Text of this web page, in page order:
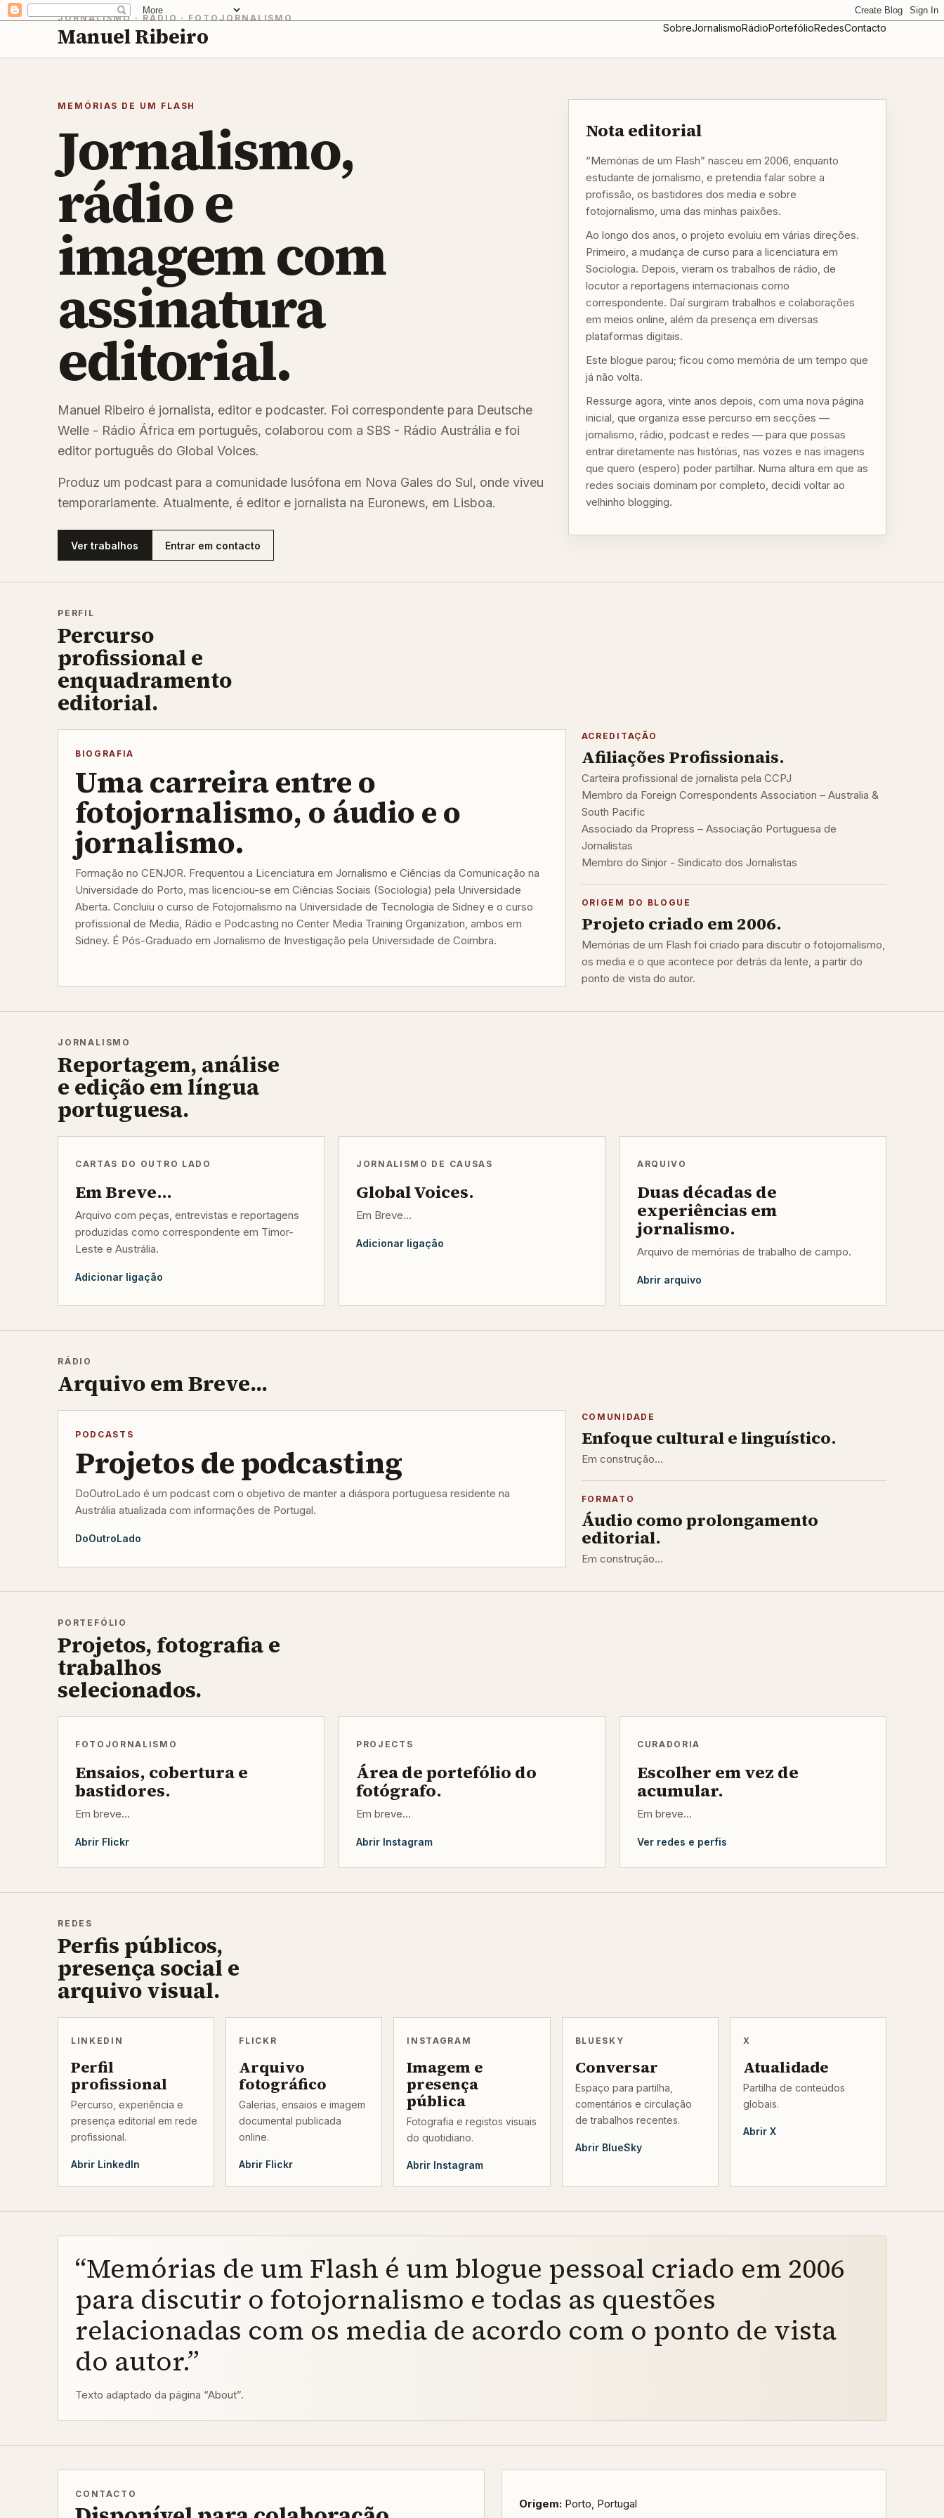
JORNALISMO · RÁDIO · FOTOJORNALISMO
Manuel Ribeiro SobreJornalismoRádioPortefólioRedesContacto
MEMÓRIAS DE UM FLASH
Jornalismo,
rádio e
imagem com
assinatura
editorial.
Manuel Ribeiro é jornalista, editor e podcaster. Foi correspondente para Deutsche
Welle - Rádio África em português, colaborou com a SBS - Rádio Austrália e foi
editor português do Global Voices.
Produz um podcast para a comunidade lusófona em Nova Gales do Sul, onde viveu
temporariamente. Atualmente, é editor e jornalista na Euronews, em Lisboa.
Ver trabalhos Entrar em contacto
Nota editorial
“Memórias de um Flash” nasceu em 2006, enquanto
estudante de jornalismo, e pretendia falar sobre a
profissão, os bastidores dos media e sobre
fotojornalismo, uma das minhas paixões.
Ao longo dos anos, o projeto evoluiu em várias direções.
Primeiro, a mudança de curso para a licenciatura em
Sociologia. Depois, vieram os trabalhos de rádio, de
locutor a reportagens internacionais como
correspondente. Daí surgiram trabalhos e colaborações
em meios online, além da presença em diversas
plataformas digitais.
Este blogue parou; ficou como memória de um tempo que
já não volta.
Ressurge agora, vinte anos depois, com uma nova página
inicial, que organiza esse percurso em secções —
jornalismo, rádio, podcast e redes — para que possas
entrar diretamente nas histórias, nas vozes e nas imagens
que quero (espero) poder partilhar. Numa altura em que as
redes sociais dominam por completo, decidi voltar ao
velhinho blogging.
PERFIL
Percurso
profissional e
enquadramento
editorial.
BIOGRAFIA
Uma carreira entre o
fotojornalismo, o áudio e o
jornalismo.
Formação no CENJOR. Frequentou a Licenciatura em Jornalismo e Ciências da Comunicação na
Universidade do Porto, mas licenciou-se em Ciências Sociais (Sociologia) pela Universidade
Aberta. Concluiu o curso de Fotojornalismo na Universidade de Tecnologia de Sidney e o curso
profissional de Media, Rádio e Podcasting no Center Media Training Organization, ambos em
Sidney. É Pós-Graduado em Jornalismo de Investigação pela Universidade de Coimbra.
ACREDITAÇÃO
Afiliações Profissionais.
Carteira profissional de jornalista pela CCPJ
Membro da Foreign Correspondents Association – Australia &
South Pacific
Associado da Propress – Associação Portuguesa de
Jornalistas
Membro do Sinjor - Sindicato dos Jornalistas
ORIGEM DO BLOGUE
Projeto criado em 2006.
Memórias de um Flash foi criado para discutir o fotojornalismo,
os media e o que acontece por detrás da lente, a partir do
ponto de vista do autor.
JORNALISMO
Reportagem, análise
e edição em língua
portuguesa.
CARTAS DO OUTRO LADO
Em Breve...
Arquivo com peças, entrevistas e reportagens
produzidas como correspondente em Timor-
Leste e Austrália.
Adicionar ligação
JORNALISMO DE CAUSAS
Global Voices.
Em Breve...
Adicionar ligação
ARQUIVO
Duas décadas de
experiências em
jornalismo.
Arquivo de memórias de trabalho de campo.
Abrir arquivo
RÁDIO
Arquivo em Breve...
PODCASTS
Projetos de podcasting
DoOutroLado é um podcast com o objetivo de manter a diáspora portuguesa residente na
Austrália atualizada com informações de Portugal.
DoOutroLado
COMUNIDADE
Enfoque cultural e linguístico.
Em construção...
FORMATO
Áudio como prolongamento
editorial.
Em construção...
PORTEFÓLIO
Projetos, fotografia e
trabalhos
selecionados.
FOTOJORNALISMO
Ensaios, cobertura e
bastidores.
Em breve...
Abrir Flickr
PROJECTS
Área de portefólio do
fotógrafo.
Em breve...
Abrir Instagram
CURADORIA
Escolher em vez de
acumular.
Em breve...
Ver redes e perfis
REDES
Perfis públicos,
presença social e
arquivo visual.
LINKEDIN
Perfil
profissional
Percurso, experiência e
presença editorial em rede
profissional.
Abrir LinkedIn
FLICKR
Arquivo
fotográfico
Galerias, ensaios e imagem
documental publicada
online.
Abrir Flickr
INSTAGRAM
Imagem e
presença
pública
Fotografia e registos visuais
do quotidiano.
Abrir Instagram
BLUESKY
Conversar
Espaço para partilha,
comentários e circulação
de trabalhos recentes.
Abrir BlueSky
X
Atualidade
Partilha de conteúdos
globais.
Abrir X
“Memórias de um Flash é um blogue pessoal criado em 2006
para discutir o fotojornalismo e todas as questões
relacionadas com os media de acordo com o ponto de vista
do autor.”
Texto adaptado da página “About”.
CONTACTO
Origem: Porto, Portugal